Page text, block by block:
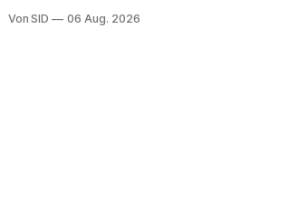
schon da.
Von SID 06 Aug. 2026